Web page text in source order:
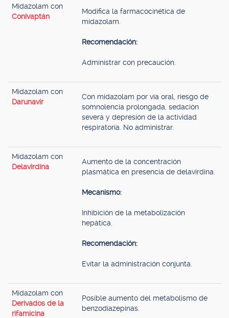
Midazolam con
Conivaptán
Modifica la farmacocinética de
midazolam.
Recomendación:
Administrar con precaución.
Midazolam con
Darunavir
Con midazolam por vía oral, riesgo de
somnolencia prolongada, sedación
severa y depresión de la actividad
respiratoria. No administrar.
Midazolam con
Delavirdina
Aumento de la concentración
plasmática en presencia de delavirdina.
Mecanismo:
Inhibición de la metabolización
hepática.
Recomendación:
Evitar la administración conjunta.
Midazolam con
Derivados de la
rifamicina
Posible aumento del metabolismo de
benzodiazepinas.